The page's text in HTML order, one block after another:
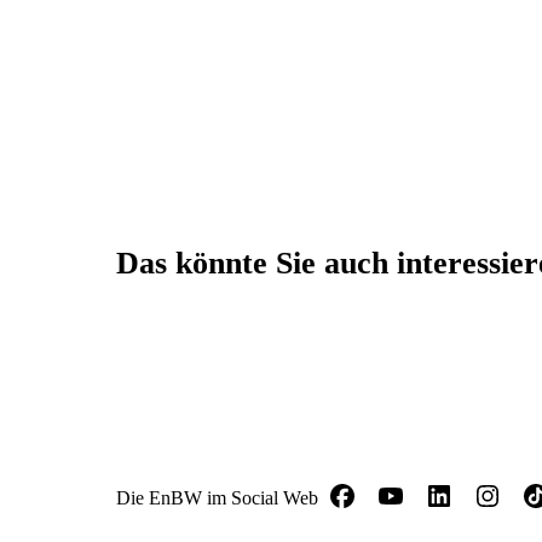
Das könnte Sie auch
Die EnBW im Social Web